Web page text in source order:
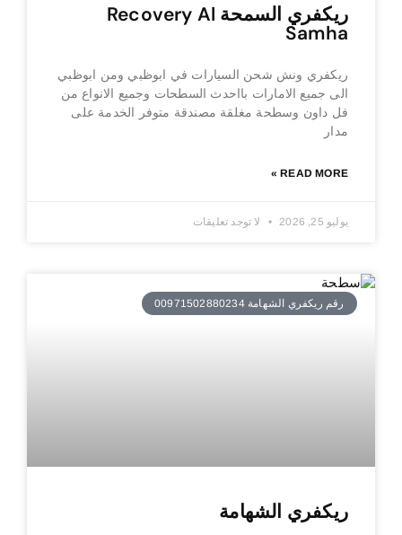
ريكفري السمحة Recovery Al
Samha
ريكفري ونش شحن السيارات في ابوظبي ومن ابوظبي
الى جميع الامارات بااحدث السطحات وجميع الانواع من
فل داون وسطحة مغلقة مصندقة متوفر الخدمة على
مدار
READ MORE »
يوليو 25, 2026 لا توجد تعليقات
رقم ريكفري الشهامة 00971502880234
ريكفري الشهامة